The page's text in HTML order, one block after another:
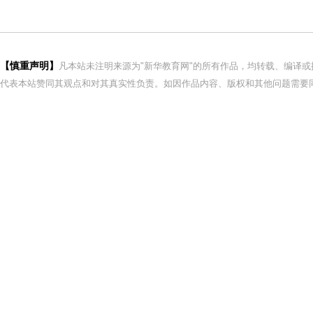
【慎重声明】
凡本站未注明来源为"新华教育网"的所有作品，均转载、编译
代表本站赞同其观点和对其真实性负责。如因作品内容、版权和其他问题需